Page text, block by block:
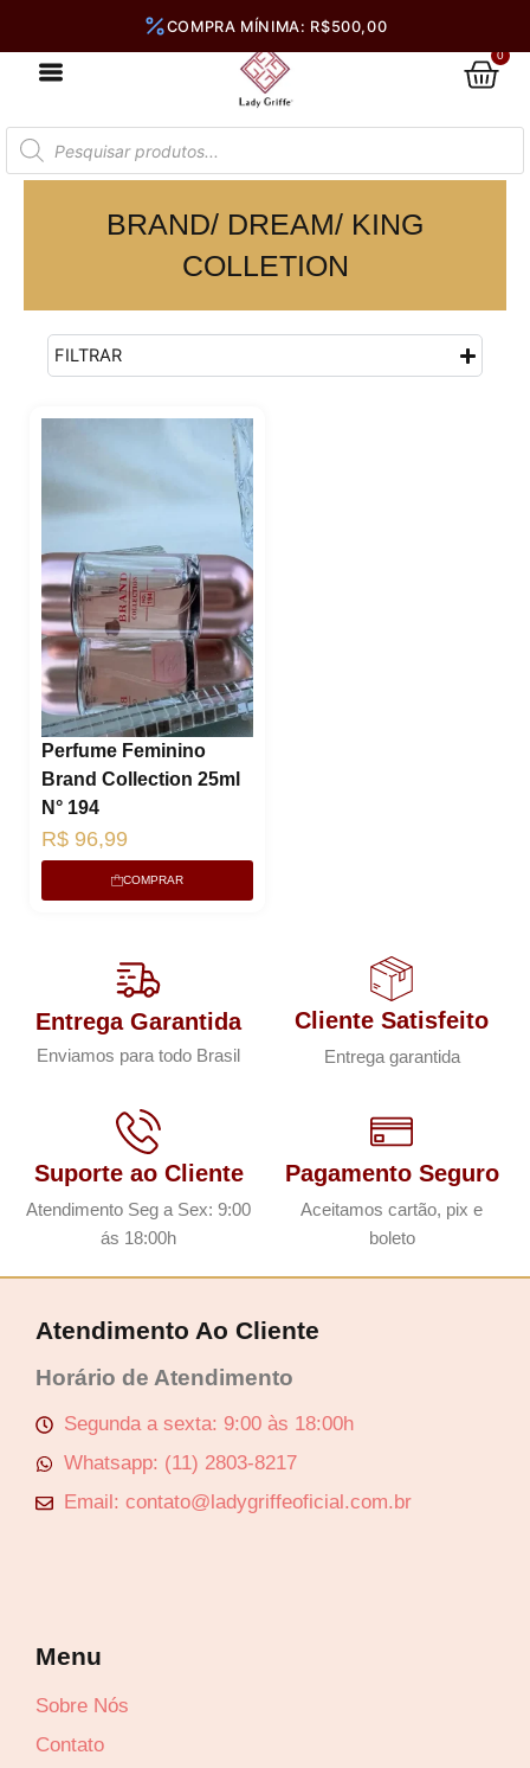
0
Pesquisar
produtos
BRAND/ DREAM/ KING
COLLETION
FILTRAR
Perfume Feminino
Brand Collection 25ml
N° 194
R$ 96,99
COMPRAR
Entrega Garantida
Enviamos para todo Brasil
Cliente Satisfeito
Entrega garantida
Suporte ao Cliente
Atendimento Seg a Sex: 9:00
ás 18:00h
Pagamento Seguro
Aceitamos cartão, pix e
boleto
Atendimento Ao Cliente
Horário de Atendimento
Segunda a sexta: 9:00 às 18:00h
Whatsapp: (11) 2803-8217
Email: contato@ladygriffeoficial.com.br
Menu
Sobre Nós
Contato